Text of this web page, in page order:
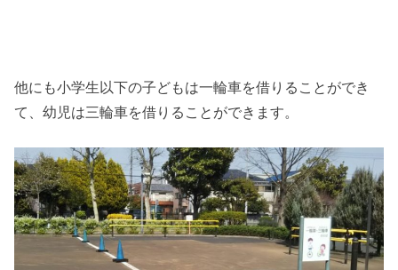
他にも小学生以下の子どもは一輪車を借りることができ
て、幼児は三輪車を借りることができます。